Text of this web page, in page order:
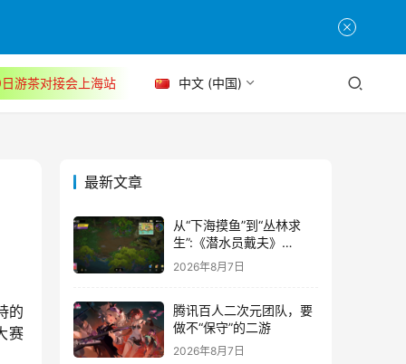
游茶对接会上海站 中文 (中国)
的
赛
最新文章
从“下海摸鱼”到“丛林求
生”:《潜水员戴夫》
DLC《丛林》移动端定档
8月14日
2026年8月7日
腾讯百人二次元团队，要
做不“保守”的二游
2026年8月7日